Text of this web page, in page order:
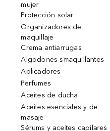
mujer
Protección solar
Organizadores de
maquillaje
Crema antiarrugas
Algodones smaquillantes
Aplicadores
Perfumes
Aceites de ducha
Aceites esenciales y de
masaje
Sérums y aceites capilares